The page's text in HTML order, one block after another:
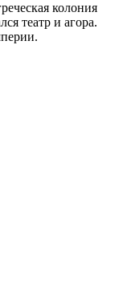
колония
театр и агора.